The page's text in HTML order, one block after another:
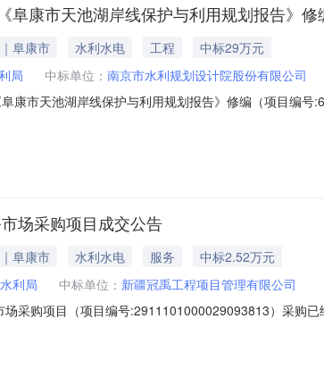
阜康市天池湖岸线保护与利用规划报告》
阜康市 水利水电 工程
中标29万元
局 中标单位： 南京市水利规划设计院股份有限公司
阜康市天池湖岸线保护与利用规划报告》修编（项目编
目所在行政区划名称：阜康市报价起止时间：2026-06-
场采购项目成交公告
阜康市 水利水电 服务
中标2.52万元
利局 中标单位： 新疆冠禹工程项目管理有限公司
采购项目（项目编号:2911101000029093813）采购
吾尔自治区昌吉回族自治州阜康市报价起止时间:-二、